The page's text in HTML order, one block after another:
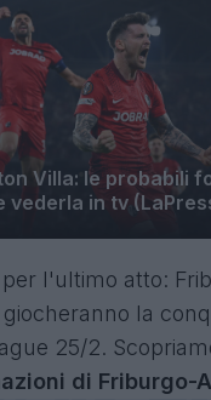
Villa: le probabili
vederla in tv
l'ultimo atto:
la
25/2.
di Friburgo-